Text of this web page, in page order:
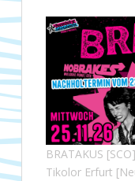
BRATAKUS
Tikolor Erfurt